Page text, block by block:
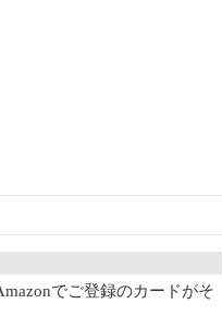
でご登録のカードがそ